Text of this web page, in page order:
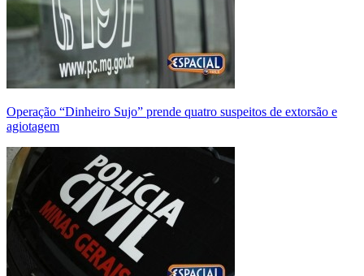
Operação “Dinheiro Sujo” prende quatro suspeitos de extorsão e
agiotagem